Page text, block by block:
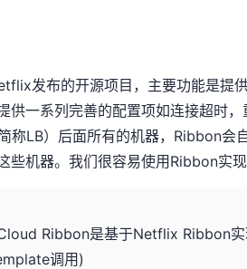
发布的开源项目，主要功能是提
供一系列完善的配置项如连接超时
称LB）后面所有的机器，Ribbon会
些机器。我们很容易使用Ribbon实
Ribbon是基于Netflix Ribbon
调用)